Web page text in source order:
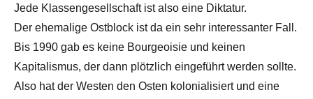
Jede Klassengesellschaft ist also eine Diktatur.
Der ehemalige Ostblock ist da ein sehr interessanter Fall.
Bis 1990 gab es keine Bourgeoisie und keinen
Kapitalismus, der dann plötzlich eingeführt werden sollte.
Also hat der Westen den Osten kolonialisiert und eine